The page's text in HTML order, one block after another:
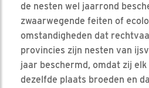
de nesten wel jaarrond
zwaarwegende feiten of
omstandigheden dat
provincies zijn nesten van
jaar beschermd, omdat zij
dezelfde plaats broeden en